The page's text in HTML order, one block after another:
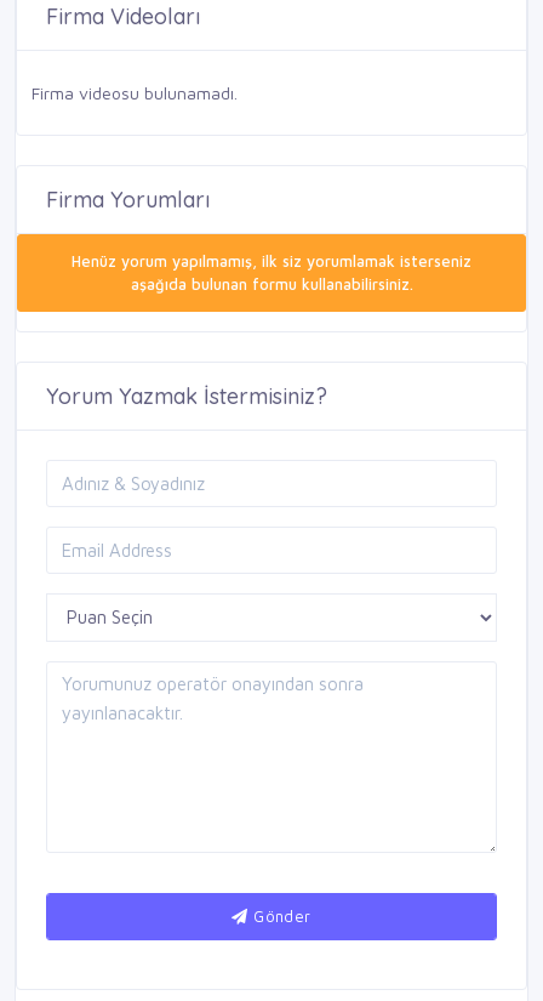
Firma Videoları
Firma videosu bulunamadı.
Firma Yorumları
Henüz yorum yapılmamış, ilk siz yorumlamak isterseniz
aşağıda bulunan formu kullanabilirsiniz.
Yorum Yazmak İstermisiniz?
Gönder